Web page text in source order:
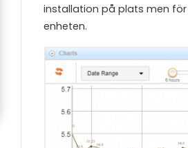
installation på plats men
enheten.